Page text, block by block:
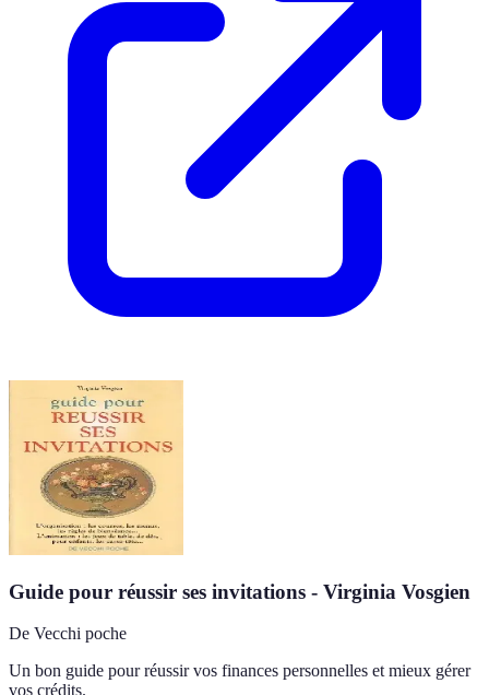
Guide pour réussir ses invitations - Virginia Vosgien
De Vecchi poche
Un bon guide pour réussir vos finances personnelles et mieux gérer
vos crédits.